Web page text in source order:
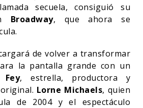
secuela, consiguió su
Broadway, que ahora se
de volver a transformar
la pantalla grande con un
, estrella, productora y
Lorne Michaels, quien
de 2004 y el espectáculo